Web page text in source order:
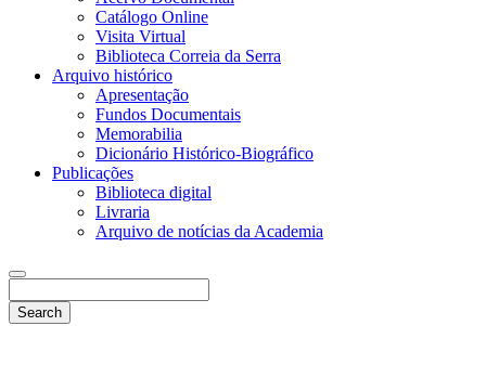
Catálogo Online
Visita Virtual
Biblioteca Correia da Serra
Arquivo histórico
Apresentação
Fundos Documentais
Memorabilia
Dicionário Histórico-Biográfico
Publicações
Biblioteca digital
Livraria
Arquivo de notícias da Academia